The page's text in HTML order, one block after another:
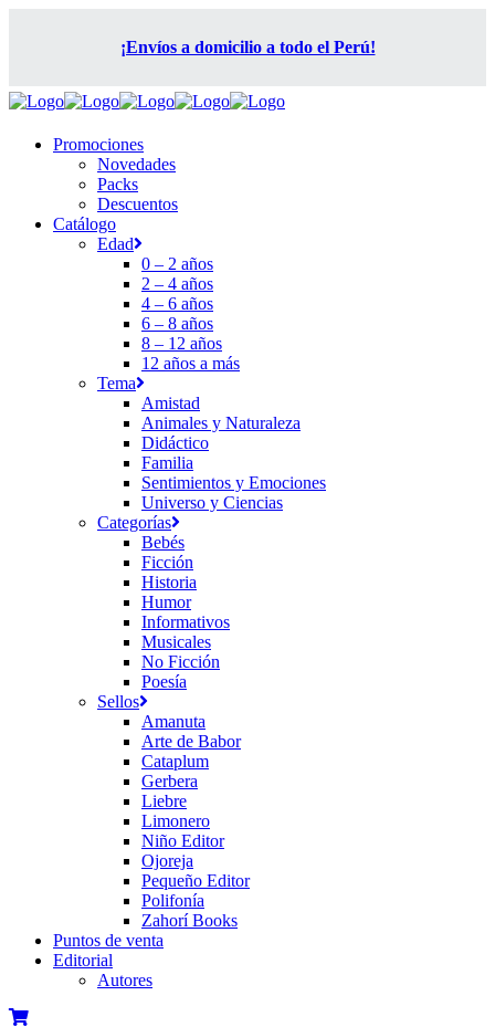
¡Envíos a domicilio a todo el Perú!
Promociones
Novedades
Packs
Descuentos
Catálogo
Edad
0 – 2 años
2 – 4 años
4 – 6 años
6 – 8 años
8 – 12 años
12 años a más
Tema
Amistad
Animales y Naturaleza
Didáctico
Familia
Sentimientos y Emociones
Universo y Ciencias
Categorías
Bebés
Ficción
Historia
Humor
Informativos
Musicales
No Ficción
Poesía
Sellos
Amanuta
Arte de Babor
Cataplum
Gerbera
Liebre
Limonero
Niño Editor
Ojoreja
Pequeño Editor
Polifonía
Zahorí Books
Puntos de venta
Editorial
Autores